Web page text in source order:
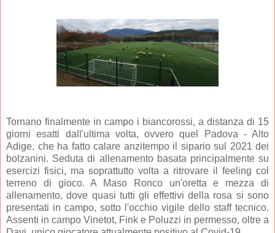
Tornano finalmente in campo i biancorossi, a distanza di 15
giorni esatti dall'ultima volta, ovvero quel Padova - Alto
Adige, che ha fatto calare anzitempo il sipario sul 2021 dei
bolzanini. Seduta di allenamento basata principalmente su
esercizi fisici, ma soprattutto volta a ritrovare il feeling col
terreno di gioco. A Maso Ronco un'oretta e mezza di
allenamento, dove quasi tutti gli effettivi della rosa si sono
presentati in campo, sotto l'occhio vigile dello staff tecnico.
Assenti in campo Vinetot, Fink e Poluzzi in permesso, oltre a